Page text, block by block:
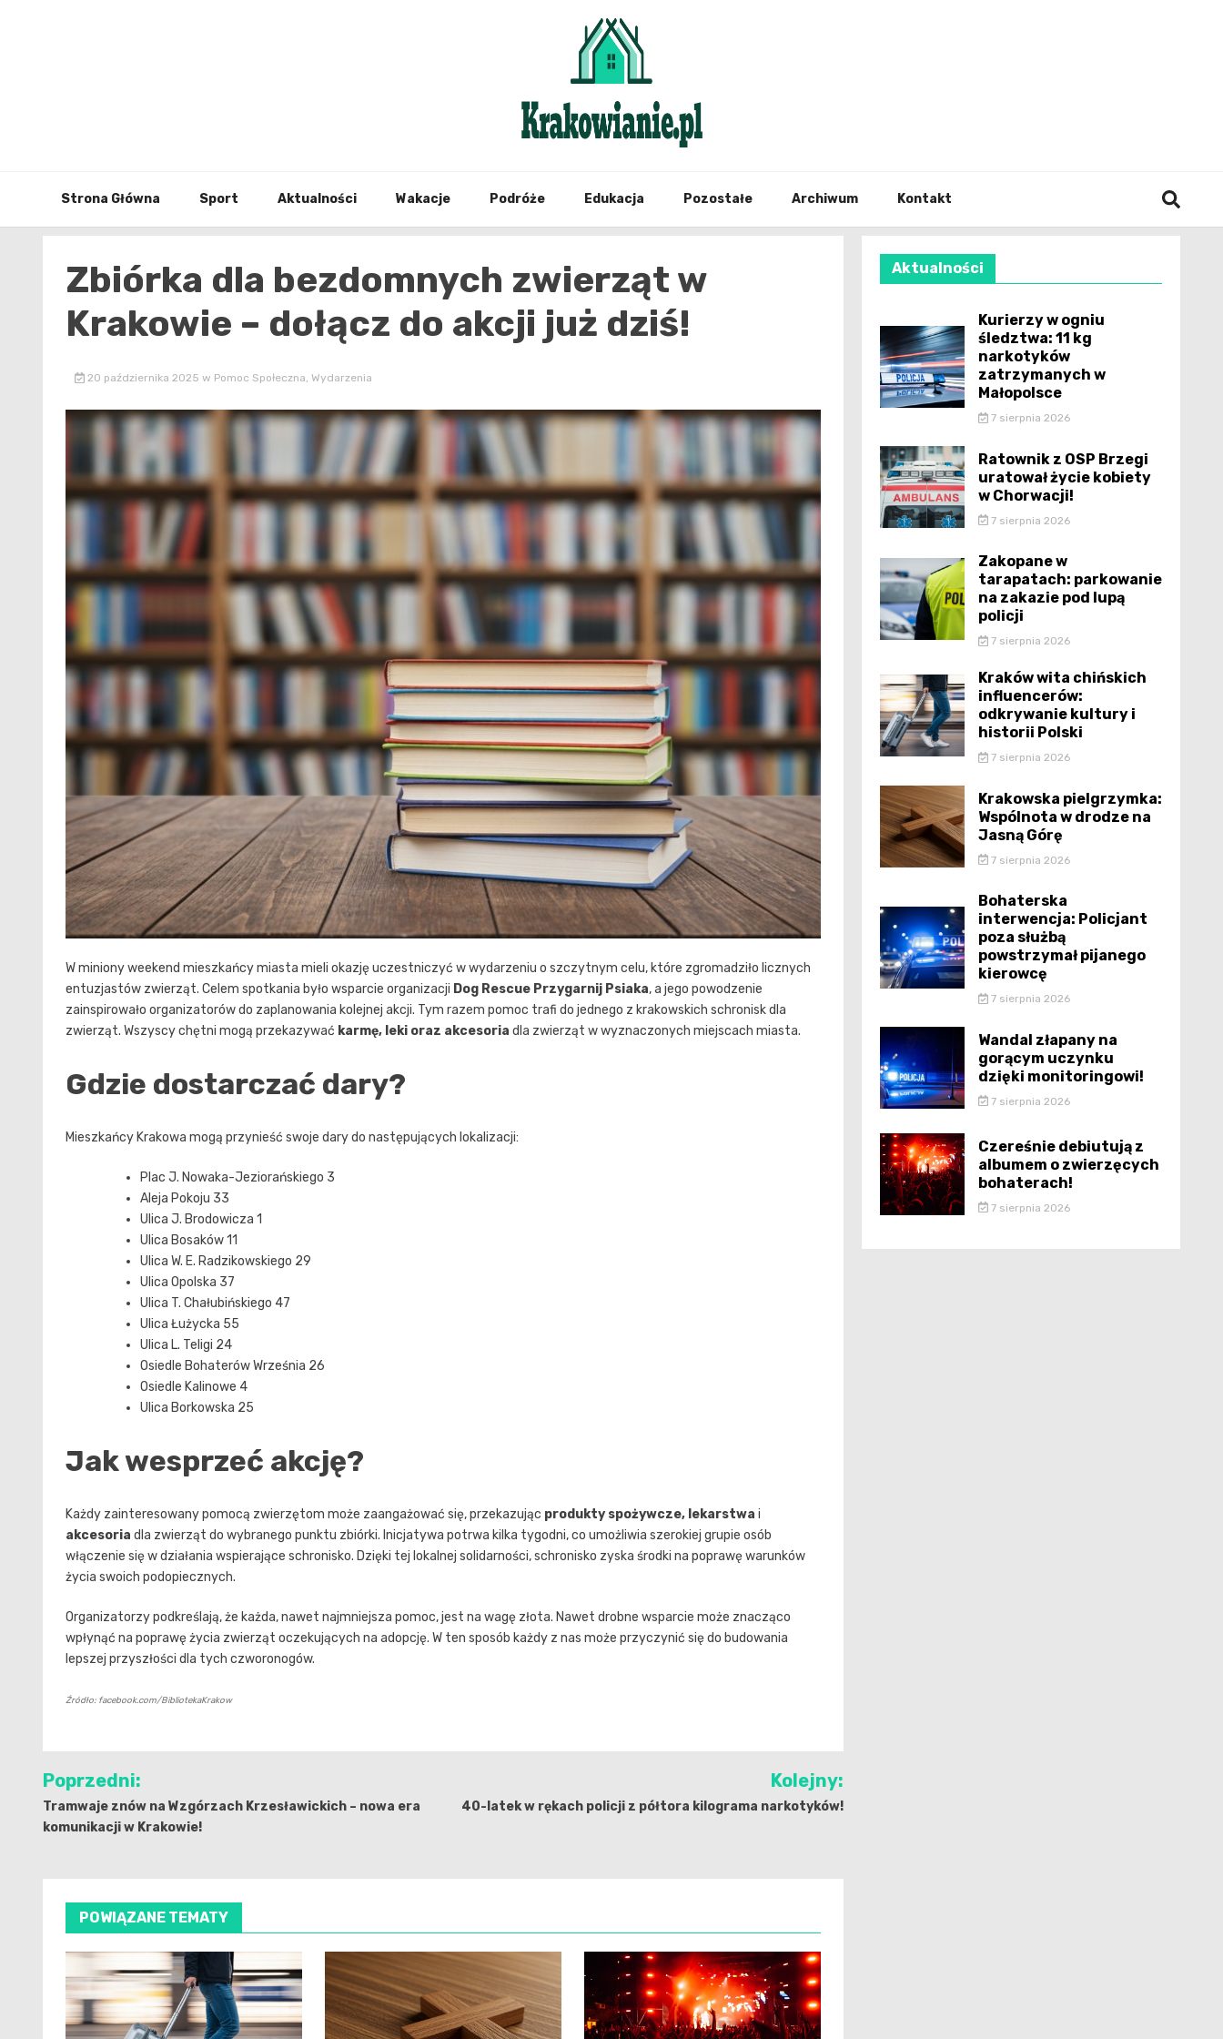
Strona Główna Sport Aktualności Wakacje Podróże Edukacja Pozostałe Archiwum Kontakt
Zbiórka dla bezdomnych zwierząt w
Krakowie – dołącz do akcji już dziś!
20 października 2025 w Pomoc Społeczna, Wydarzenia
W miniony weekend mieszkańcy miasta mieli okazję uczestniczyć w wydarzeniu o szczytnym celu, które zgromadziło licznych
entuzjastów zwierząt. Celem spotkania było wsparcie organizacji Dog Rescue Przygarnij Psiaka, a jego powodzenie
zainspirowało organizatorów do zaplanowania kolejnej akcji. Tym razem pomoc trafi do jednego z krakowskich schronisk dla
zwierząt. Wszyscy chętni mogą przekazywać karmę, leki oraz akcesoria dla zwierząt w wyznaczonych miejscach miasta.
Gdzie dostarczać dary?
Mieszkańcy Krakowa mogą przynieść swoje dary do następujących lokalizacji:
Plac J. Nowaka-Jeziorańskiego 3
Aleja Pokoju 33
Ulica J. Brodowicza 1
Ulica Bosaków 11
Ulica W. E. Radzikowskiego 29
Ulica Opolska 37
Ulica T. Chałubińskiego 47
Ulica Łużycka 55
Ulica L. Teligi 24
Osiedle Bohaterów Września 26
Osiedle Kalinowe 4
Ulica Borkowska 25
Jak wesprzeć akcję?
Każdy zainteresowany pomocą zwierzętom może zaangażować się, przekazując produkty spożywcze, lekarstwa i
akcesoria dla zwierząt do wybranego punktu zbiórki. Inicjatywa potrwa kilka tygodni, co umożliwia szerokiej grupie osób
włączenie się w działania wspierające schronisko. Dzięki tej lokalnej solidarności, schronisko zyska środki na poprawę warunków
życia swoich podopiecznych.
Organizatorzy podkreślają, że każda, nawet najmniejsza pomoc, jest na wagę złota. Nawet drobne wsparcie może znacząco
wpłynąć na poprawę życia zwierząt oczekujących na adopcję. W ten sposób każdy z nas może przyczynić się do budowania
lepszej przyszłości dla tych czworonogów.
Źródło: facebook.com/BibliotekaKrakow
Nawigacja
wpisu
Poprzedni:
Tramwaje znów na Wzgórzach Krzesławickich – nowa era
komunikacji w Krakowie!
Kolejny:
40-latek w rękach policji z półtora kilograma narkotyków!
POWIĄZANE TEMATY
Aktualności
Kurierzy w ogniu
śledztwa: 11 kg
narkotyków
zatrzymanych w
Małopolsce
7 sierpnia 2026
Ratownik z OSP Brzegi
uratował życie kobiety
w Chorwacji!
7 sierpnia 2026
Zakopane w
tarapatach: parkowanie
na zakazie pod lupą
policji
7 sierpnia 2026
Kraków wita chińskich
influencerów:
odkrywanie kultury i
historii Polski
7 sierpnia 2026
Krakowska pielgrzymka:
Wspólnota w drodze na
Jasną Górę
7 sierpnia 2026
Bohaterska
interwencja: Policjant
poza służbą
powstrzymał pijanego
kierowcę
7 sierpnia 2026
Wandal złapany na
gorącym uczynku
dzięki monitoringowi!
7 sierpnia 2026
Czereśnie debiutują z
albumem o zwierzęcych
bohaterach!
7 sierpnia 2026